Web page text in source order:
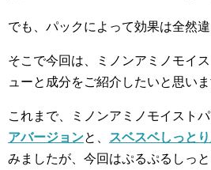
でも、パックによって効果は全然違
そこで今回は、ミノンアミノモイ
ューと成分をご紹介したいと思いま
これまで、ミノンアミノモイストパ
アバージョンと、 スベスベしっと
みましたが、今回はぷるぷるしっ